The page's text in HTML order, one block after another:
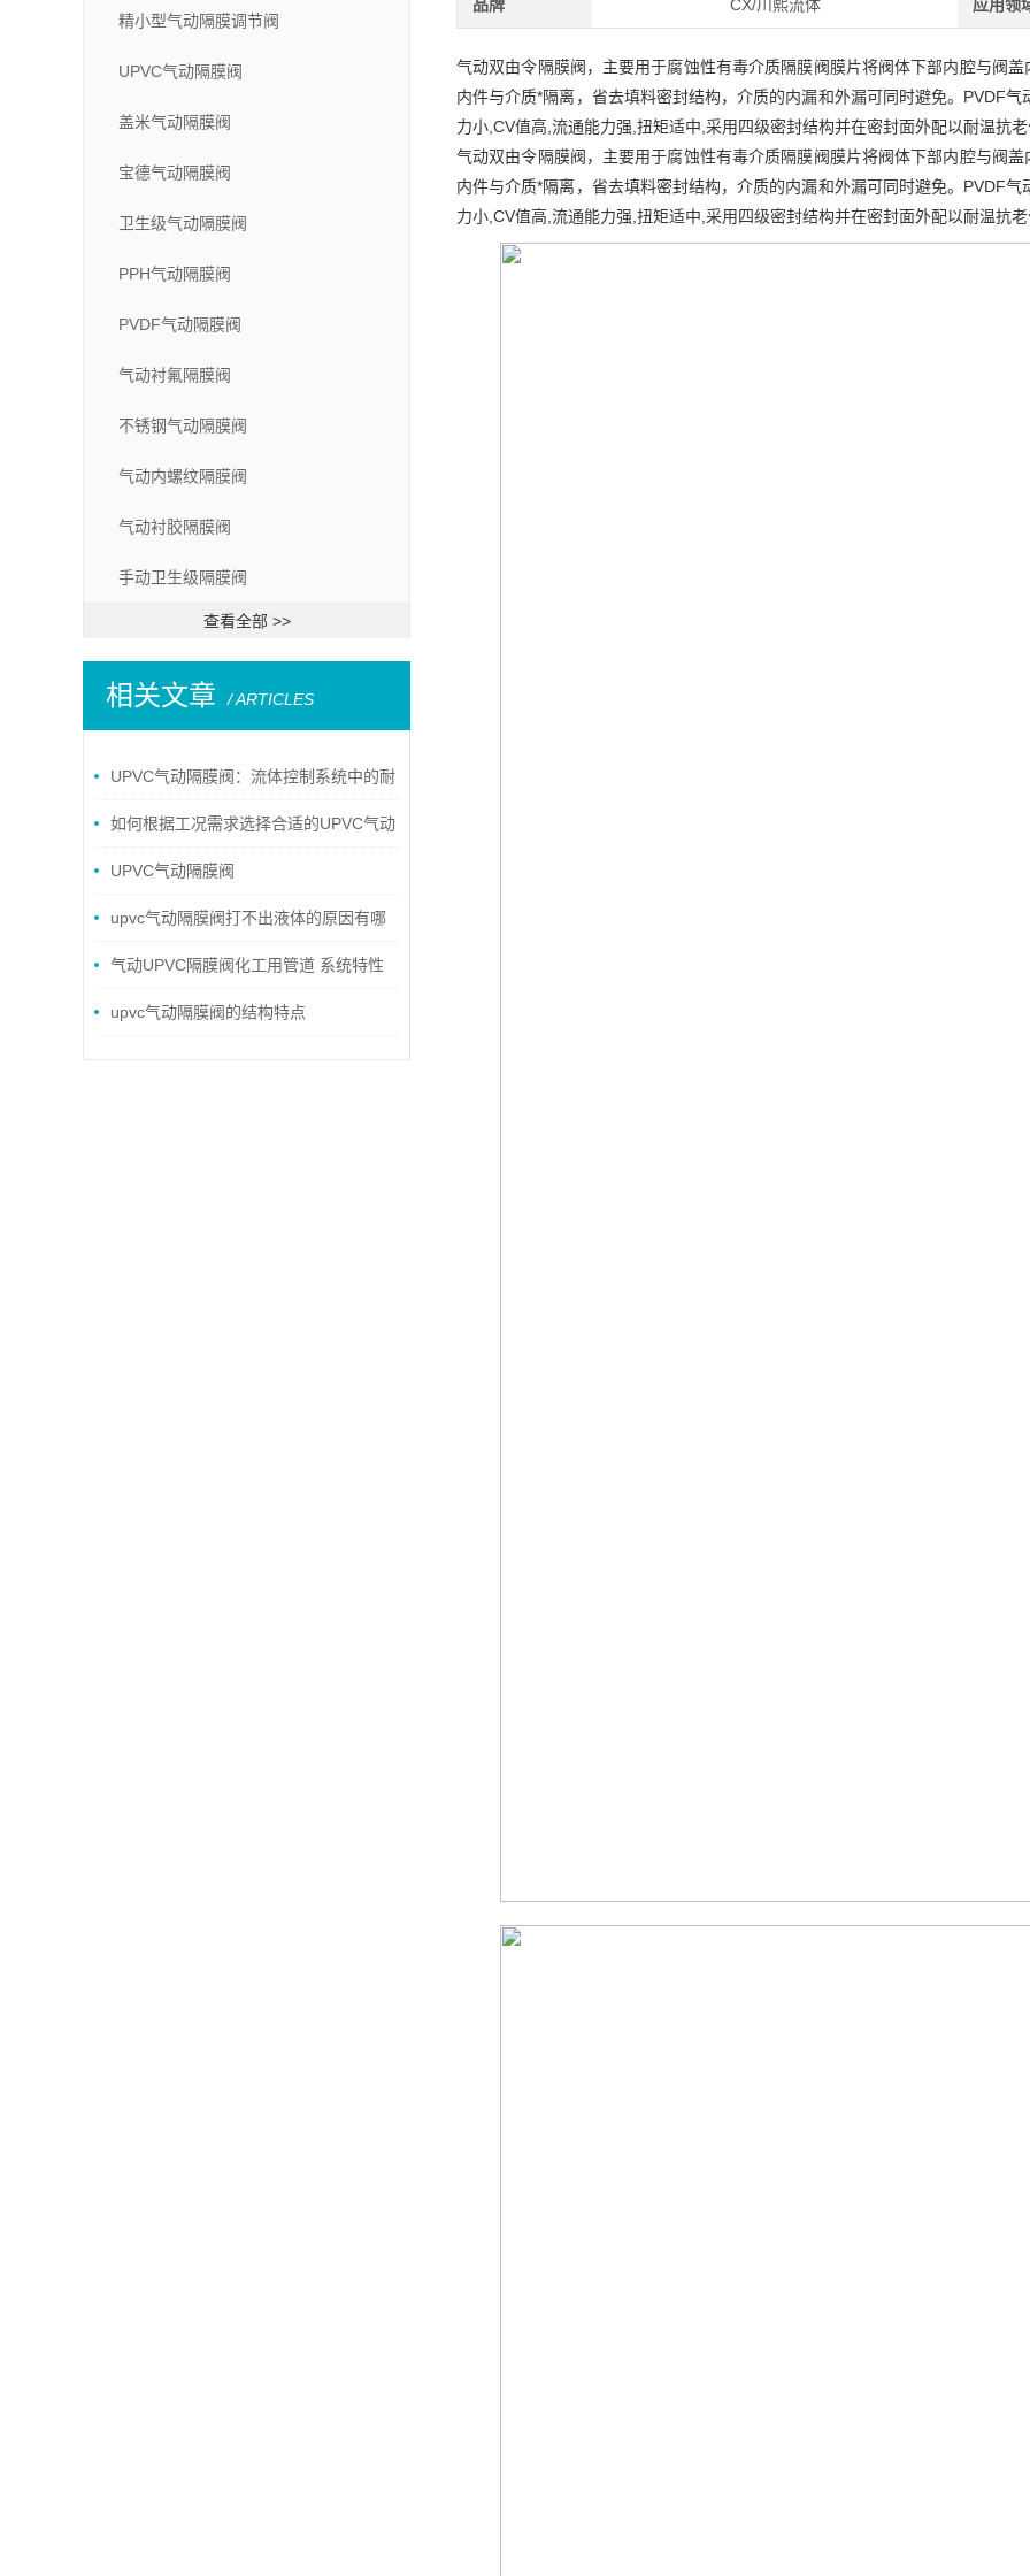
精小型气动隔膜调节阀
UPVC气动隔膜阀
盖米气动隔膜阀
宝德气动隔膜阀
卫生级气动隔膜阀
PPH气动隔膜阀
PVDF气动隔膜阀
气动衬氟隔膜阀
不锈钢气动隔膜阀
气动内螺纹隔膜阀
气动衬胶隔膜阀
手动卫生级隔膜阀
查看全部 >>
相关文章 / ARTICLES
UPVC气动隔膜阀：流体控制系统中的耐
腐蚀卫士
如何根据工况需求选择合适的UPVC气动
隔膜阀
UPVC气动隔膜阀
upvc气动隔膜阀打不出液体的原因有哪
些？气动UPVC隔膜阀化工用管道 系统特性
upvc气动隔膜阀的结构特点
品牌 CX/川熙流体 应用领
气动双由令隔膜阀，主要用于腐蚀性有毒介质隔膜阀膜片将阀体下部内腔与阀
内件与介质*隔离，省去填料密封结构，介质的内漏和外漏可同时避免。PVDF
力小,CV值高,流通能力强,扭矩适中,采用四级密封结构并在密封面外配以耐温抗
气动双由令隔膜阀，主要用于腐蚀性有毒介质隔膜阀膜片将阀体下部内腔与阀
内件与介质*隔离，省去填料密封结构，介质的内漏和外漏可同时避免。PVDF
力小,CV值高,流通能力强,扭矩适中,采用四级密封结构并在密封面外配以耐温抗